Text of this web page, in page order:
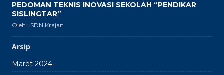
PEDOMAN TEKNIS INOVASI SEKOLAH “PENDIKAR
SISLINGTAR”
Oleh : SDN Krajan
Arsip
Maret 2024